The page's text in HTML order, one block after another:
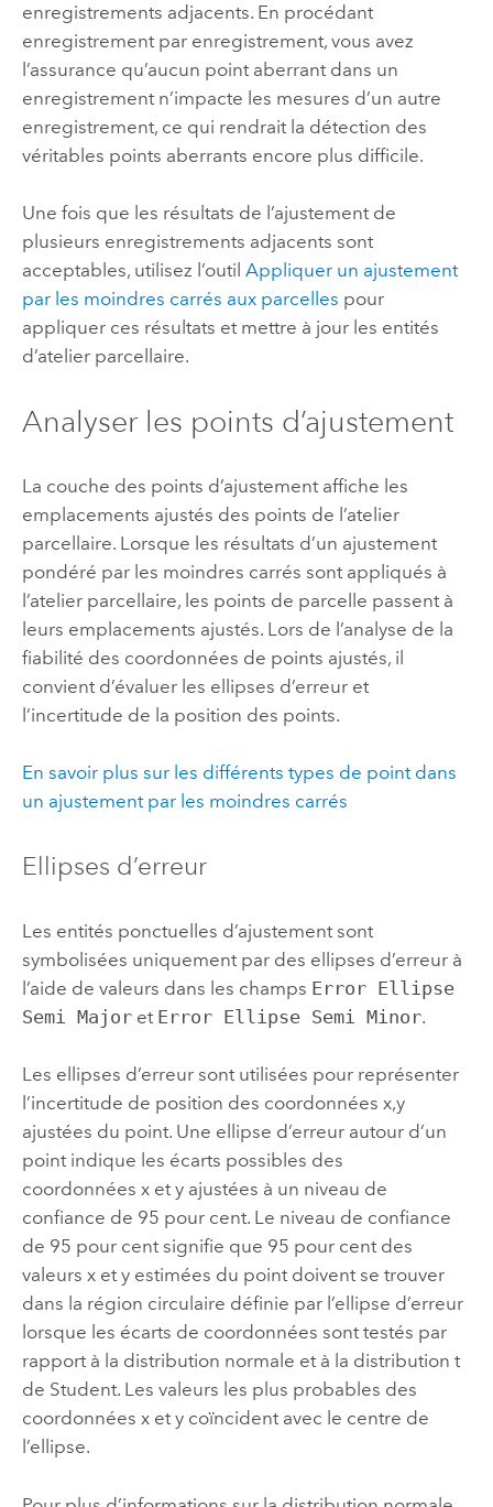
enregistrements adjacents. En procédant
enregistrement par enregistrement, vous avez
l’assurance qu’aucun point aberrant dans un
enregistrement n’impacte les mesures d’un autre
enregistrement, ce qui rendrait la détection des
véritables points aberrants encore plus difficile.
Une fois que les résultats de l’ajustement de
plusieurs enregistrements adjacents sont
acceptables, utilisez l’outil Appliquer un ajustement
par les moindres carrés aux parcelles pour
appliquer ces résultats et mettre à jour les entités
d’atelier parcellaire.
Analyser les points d’ajustement
La couche des points d’ajustement affiche les
emplacements ajustés des points de l’atelier
parcellaire. Lorsque les résultats d’un ajustement
pondéré par les moindres carrés sont appliqués à
l’atelier parcellaire, les points de parcelle passent à
leurs emplacements ajustés. Lors de l’analyse de la
fiabilité des coordonnées de points ajustés, il
convient d’évaluer les ellipses d’erreur et
l’incertitude de la position des points.
En savoir plus sur les différents types de point dans
un ajustement par les moindres carrés
Ellipses d’erreur
Les entités ponctuelles d’ajustement sont
symbolisées uniquement par des ellipses d’erreur à
l’aide de valeurs dans les champs Error Ellipse
Semi Majoret Error Ellipse Semi Minor.
Les ellipses d’erreur sont utilisées pour représenter
l’incertitude de position des coordonnées x,y
ajustées du point. Une ellipse d’erreur autour d’un
point indique les écarts possibles des
coordonnées x et y ajustées à un niveau de
confiance de 95 pour cent. Le niveau de confiance
de 95 pour cent signifie que 95 pour cent des
valeurs x et y estimées du point doivent se trouver
dans la région circulaire définie par l’ellipse d’erreur
lorsque les écarts de coordonnées sont testés par
rapport à la distribution normale et à la distribution t
de Student. Les valeurs les plus probables des
coordonnées x et y coïncident avec le centre de
l’ellipse.